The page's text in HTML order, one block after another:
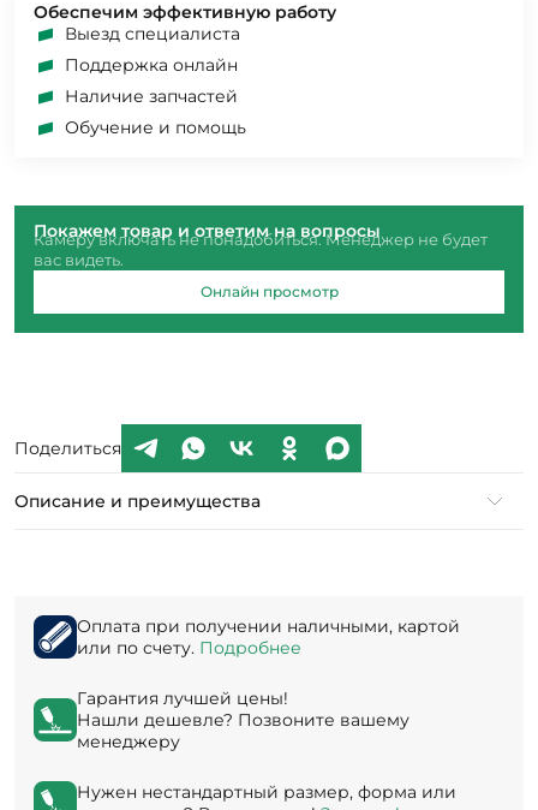
Обеспечим эффективную работу
Выезд специалиста
Поддержка онлайн
Наличие запчастей
Обучение и помощь
Покажем товар и ответим на вопросы
Камеру включать не понадобиться. Менеджер не будет
вас видеть.
Онлайн просмотр
Поделиться
Описание и преимущества
Оплата при получении наличными, картой
или по счету. Подробнее
Гарантия лучшей цены!
Нашли дешевле? Позвоните вашему
менеджеру
Нужен нестандартный размер, форма или